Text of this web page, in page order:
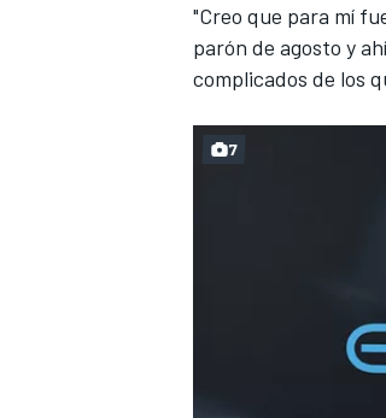
"Creo que para mí
parón de agosto y
complicados de los
7